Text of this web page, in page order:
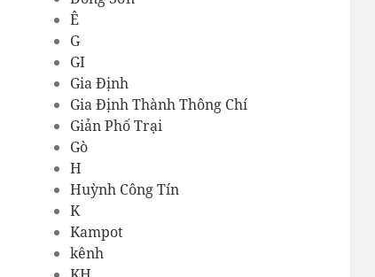
Ê
G
GI
Gia Định
Gia Định Thành Thông Chí
Giản Phố Trại
Gò
H
Huỳnh Công Tín
K
Kampot
kênh